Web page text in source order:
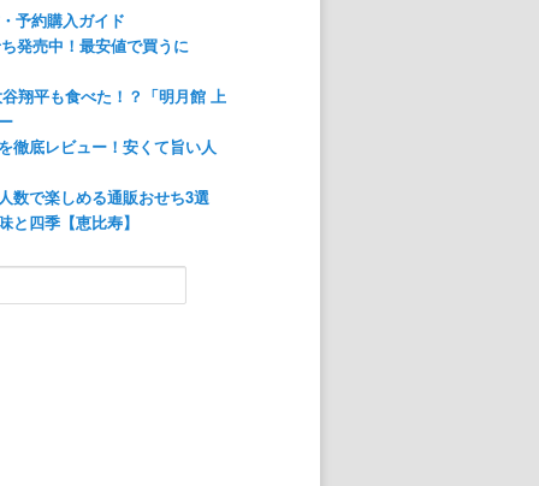
予約購入ガイド
発売中！最安値で買うに
翔平も食べた！？「明月館 上
徹底レビュー！安くて旨い人
数で楽しめる通販おせち3選
と四季【恵比寿】